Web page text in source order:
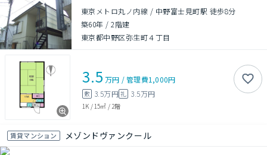
東京メトロ丸ノ内線 / 中野富士見町駅 徒歩8分
築60年 /2階建
東京都中野区弥生町４丁目
3.5 万円 /管理費1,000円
敷 3.5万円礼 3.5万円
1K / 15㎡ / 2階
賃貸マンション メゾンドヴァンクール